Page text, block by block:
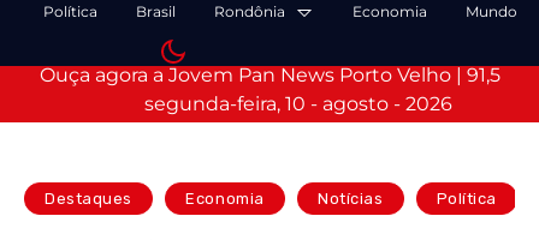
Política Brasil Rondônia Economia Mundo
Ouça agora a Jovem Pan News Porto Velho | 91,5
segunda-feira, 10 - agosto - 2026
Destaques Economia Notícias Política